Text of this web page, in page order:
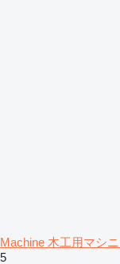
Machine 木工用マシ
5